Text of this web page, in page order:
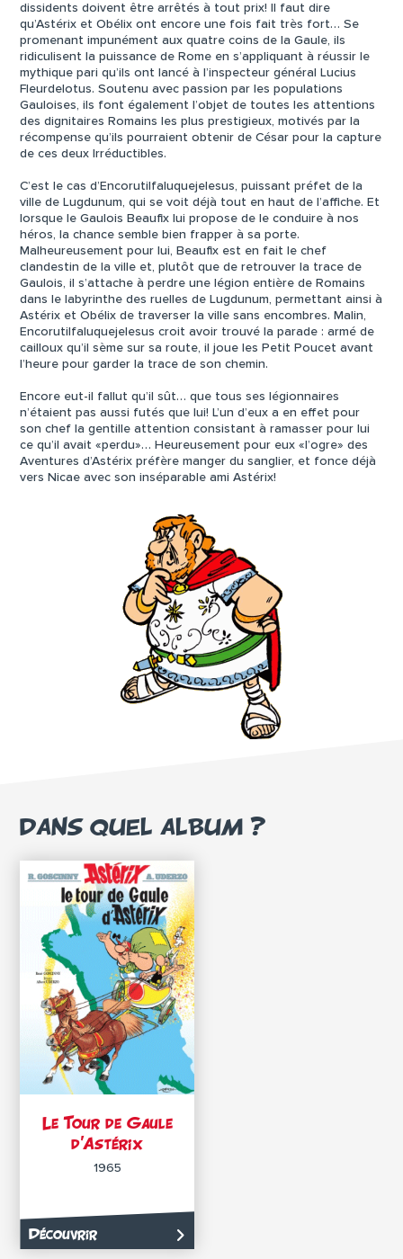
dissidents doivent être arrêtés à tout prix! Il faut dire
qu’Astérix et Obélix ont encore une fois fait très fort… Se
promenant impunément aux quatre coins de la Gaule, ils
ridiculisent la puissance de Rome en s’appliquant à réussir le
mythique pari qu’ils ont lancé à l’inspecteur général Lucius
Fleurdelotus. Soutenu avec passion par les populations
Gauloises, ils font également l’objet de toutes les attentions
des dignitaires Romains les plus prestigieux, motivés par la
récompense qu’ils pourraient obtenir de César pour la capture
de ces deux Irréductibles.
C’est le cas d’Encorutilfaluquejelesus, puissant préfet de la
ville de Lugdunum, qui se voit déjà tout en haut de l’affiche. Et
lorsque le Gaulois Beaufix lui propose de le conduire à nos
héros, la chance semble bien frapper à sa porte.
Malheureusement pour lui, Beaufix est en fait le chef
clandestin de la ville et, plutôt que de retrouver la trace de
Gaulois, il s’attache à perdre une légion entière de Romains
dans le labyrinthe des ruelles de Lugdunum, permettant ainsi à
Astérix et Obélix de traverser la ville sans encombres. Malin,
Encorutilfaluquejelesus croit avoir trouvé la parade : armé de
cailloux qu’il sème sur sa route, il joue les Petit Poucet avant
l’heure pour garder la trace de son chemin.
Encore eut-il fallut qu’il sût… que tous ses légionnaires
n’étaient pas aussi futés que lui! L’un d’eux a en effet pour
son chef la gentille attention consistant à ramasser pour lui
ce qu’il avait «perdu»… Heureusement pour eux «l’ogre» des
Aventures d’Astérix préfère manger du sanglier, et fonce déjà
vers Nicae avec son inséparable ami Astérix!
DANS QUEL ALBUM ?
Le Tour de Gaule
d’Astérix
1965
Découvrir